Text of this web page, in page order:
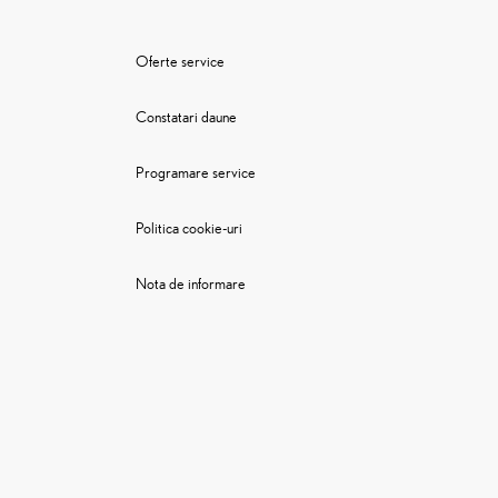
Oferte service
Constatari daune
Programare service
Politica cookie-uri
Nota de informare